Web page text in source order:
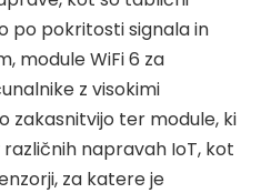
po pokritosti signala in
module WiFi 6 za
z visokimi
zakasnitvijo ter module, ki
napravah IoT, kot
za katere je